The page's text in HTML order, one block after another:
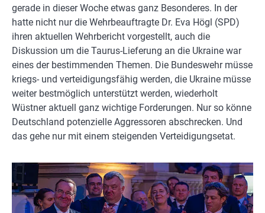
gerade in dieser Woche etwas ganz Besonderes. In der
hatte nicht nur die Wehrbeauftragte Dr. Eva Högl (SPD)
ihren aktuellen Wehrbericht vorgestellt, auch die
Diskussion um die Taurus-Lieferung an die Ukraine war
eines der bestimmenden Themen. Die Bundeswehr müsse
kriegs- und verteidigungsfähig werden, die Ukraine müsse
weiter bestmöglich unterstützt werden, wiederholt
Wüstner aktuell ganz wichtige Forderungen. Nur so könne
Deutschland potenzielle Aggressoren abschrecken. Und
das gehe nur mit einem steigenden Verteidigungsetat.